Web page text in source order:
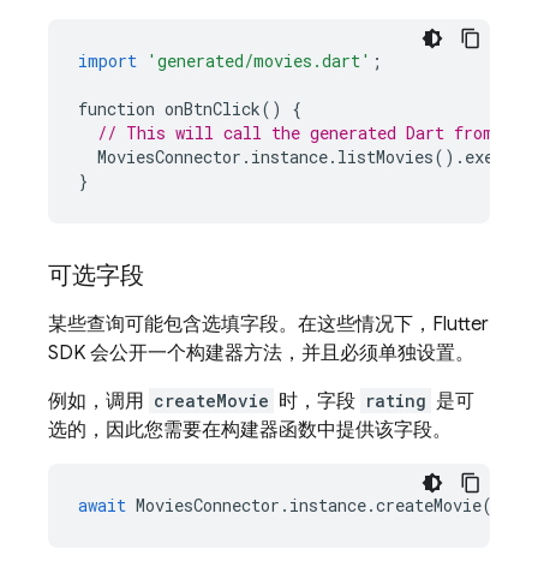
import 'generated/movies.dart' ;
function onBtnClick()
{
// This will call the generated Dart from the
MoviesConnector . instance. listMovies(). execute
}
可选字段
某些查询可能包含选填字段。在这些情况下，Flutter
SDK 会公开一个构建器方法，并且必须单独设置。
例如，调用 createMovie 时，字段 rating 是可
选的，因此您需要在构建器函数中提供该字段。
await MoviesConnector . instance.createMovie(